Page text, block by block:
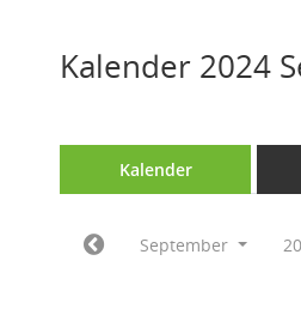
Kalender 2024
Kalender
September